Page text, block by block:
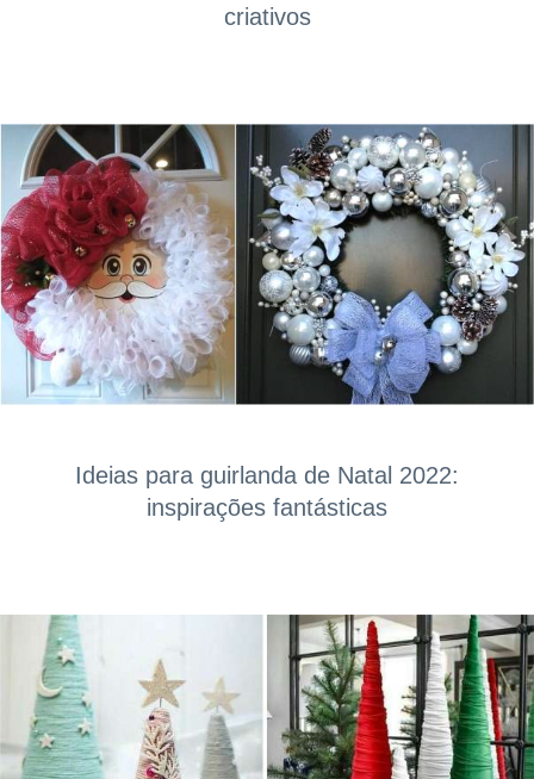
criativos
Ideias para guirlanda de Natal 2022:
inspirações fantásticas